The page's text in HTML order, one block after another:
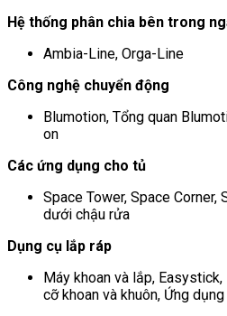
Hệ thống phân chia bên trong
Ambia-Line, Orga-Line
Công nghệ chuyển động
Blumotion, Tổng quan
on
Các ứng dụng cho tủ
Space Tower, Space Corner,
dưới chậu rửa
Dụng cụ lắp ráp
Máy khoan và lắp,
cỡ khoan và khuôn, Ứng